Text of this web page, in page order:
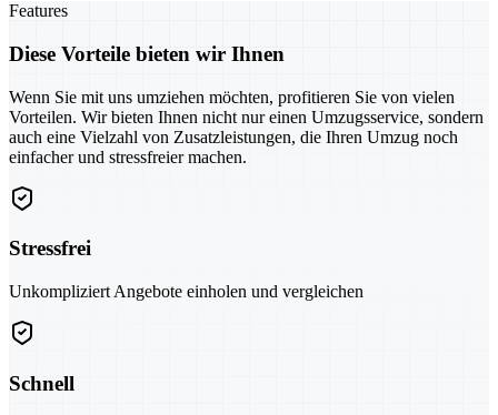
Features
Diese Vorteile bieten wir Ihnen
Wenn Sie mit uns umziehen möchten, profitieren Sie von vielen
Vorteilen. Wir bieten Ihnen nicht nur einen Umzugsservice, sondern
auch eine Vielzahl von Zusatzleistungen, die Ihren Umzug noch
einfacher und stressfreier machen.
Stressfrei
Unkompliziert Angebote einholen und vergleichen
Schnell